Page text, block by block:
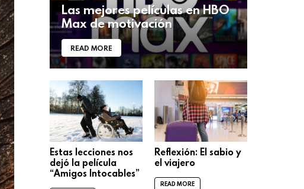
Las mejores películas en HBO
Max de motivación
READ MORE
Estas lecciones nos
dejó la película
“Amigos Intocables”
Reflexión: El sabio y
el viajero
READ MORE